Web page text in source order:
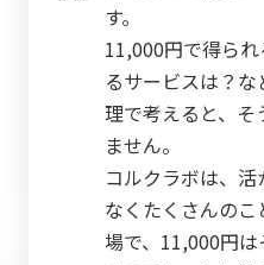
す。
11,000円で得ら
るサービスは？
理で考えると、
ません。
コルクラボは、
なくたくさんの
場で、11,000円